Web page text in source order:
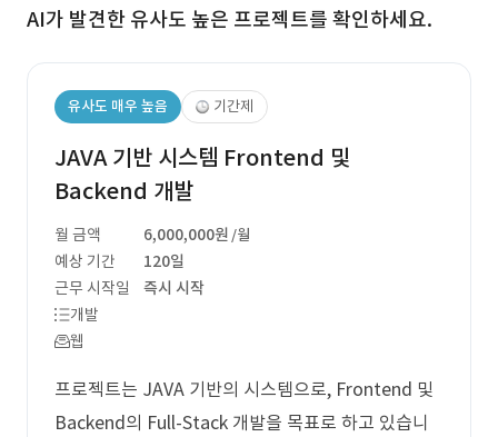
AI가 발견한 유사도 높은 프로젝트를 확인하세요.
유사도 매우 높음 기간제
JAVA 기반 시스템 Frontend 및
Backend 개발
월 금액 6,000,000원 /월
예상 기간
120일
근무 시작일
즉시 시작
개발
웹
프로젝트는 JAVA 기반의 시스템으로, Frontend 및
Backend의 Full-Stack 개발을 목표로 하고 있습니